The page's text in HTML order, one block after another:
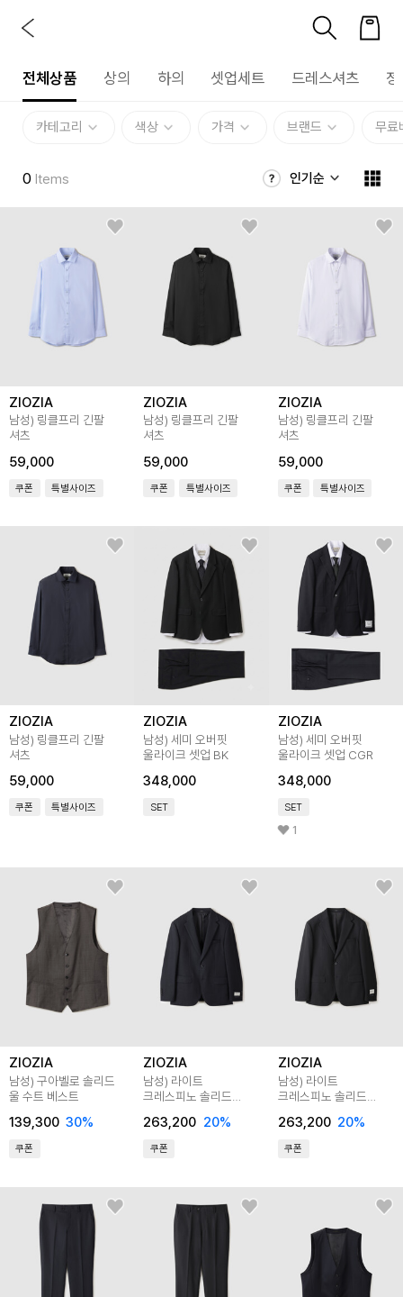
전체상품 상의 하의 셋업세트 드레스셔츠
카테고리 색상 가격 브랜드 무료
0 Items 인기순
ZIOZIA
남성) 링클프리 긴팔
셔츠
59,000
쿠폰 특별사이즈
ZIOZIA
남성) 링클프리 긴팔
셔츠
59,000
쿠폰 특별사이즈
ZIOZIA
남성) 링클프리 긴팔
셔츠
59,000
쿠폰 특별사이즈
ZIOZIA
남성) 링클프리 긴팔
셔츠
59,000
쿠폰 특별사이즈
ZIOZIA
남성) 세미 오버핏
울라이크 셋업 BK
348,000
SET
ZIOZIA
남성) 세미 오버핏
울라이크 셋업 CGR
348,000
SET
1
ZIOZIA
남성) 구아벨로 솔리드
울 수트 베스트
139,300 30%
쿠폰
ZIOZIA
남성) 라이트
크레스피노 솔리드
263,200 20%
쿠폰
ZIOZIA
남성) 라이트
크레스피노 솔리드
263,200 20%
쿠폰